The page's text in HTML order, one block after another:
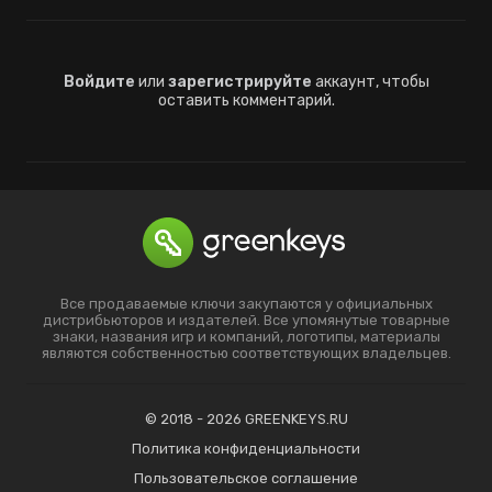
Войдите или зарегистрируйте аккаунт, чтобы
оставить комментарий.
Все продаваемые ключи закупаются у официальных
дистрибьюторов и издателей. Все упомянутые товарные
знаки, названия игр и компаний, логотипы, материалы
являются собственностью соответствующих владельцев.
© 2018 - 2026 GREENKEYS.RU
Политика конфиденциальности
Пользовательское соглашение